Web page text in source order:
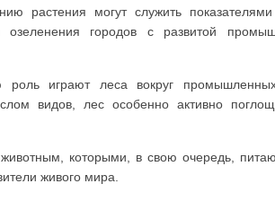
растения могут служить
озеленения городов с развитой
роль играют леса вокруг
видов, лес особенно активно
которыми, в свою очередь,
живого мира.